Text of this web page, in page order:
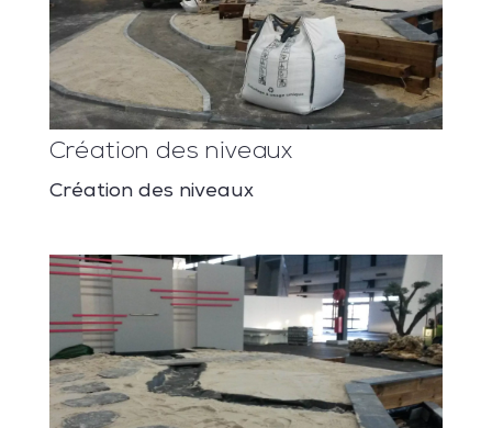
Création des niveaux
Création des niveaux